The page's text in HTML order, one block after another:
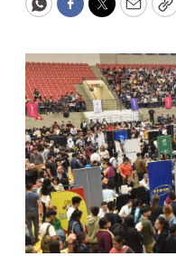
WhatsApp
Facebook
Twitter